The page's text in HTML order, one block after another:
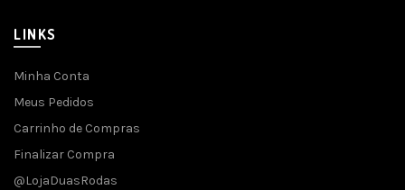
LINKS
Minha Conta
Meus Pedidos
Carrinho de Compras
Finalizar Compra
@LojaDuasRodas